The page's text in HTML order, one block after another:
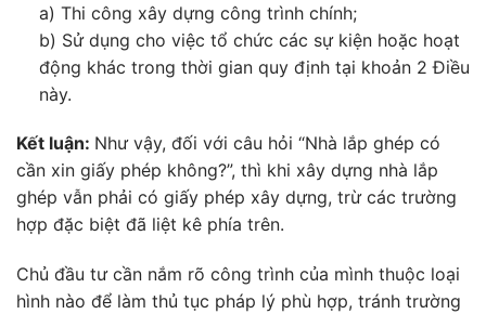
a) Thi công xây dựng công trình chính;
b) Sử dụng cho việc tổ chức các sự kiện hoặc hoạt
động khác trong thời gian quy định tại khoản 2 Điều
này.
Kết luận: Như vậy, đối với câu hỏi “Nhà lắp ghép có
cần xin giấy phép không?”, thì khi xây dựng nhà lắp
ghép vẫn phải có giấy phép xây dựng, trừ các trường
hợp đặc biệt đã liệt kê phía trên.
Chủ đầu tư cần nắm rõ công trình của mình thuộc loại
hình nào để làm thủ tục pháp lý phù hợp, tránh trường